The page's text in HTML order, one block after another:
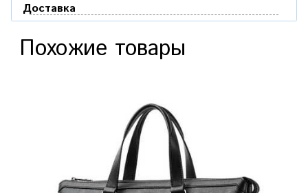
Доставка
Похожие товары